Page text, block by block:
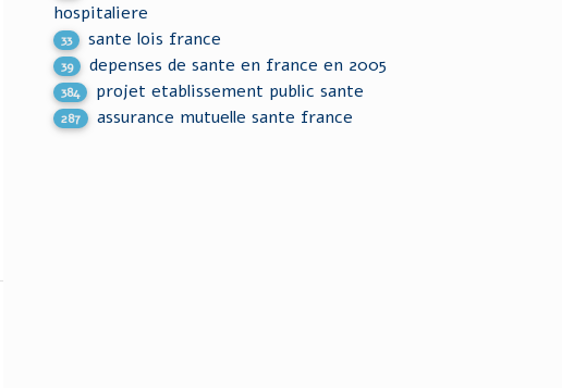
hospitaliere
33 sante lois france
39 depenses de sante en france en 2005
384 projet etablissement public sante
287 assurance mutuelle sante france